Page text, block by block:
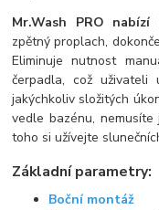
Mr.Wash PRO
zpětný proplach,
Eliminuje nutnost
čerpadla, což
jakýchkoliv složitých
vedle bazénu,
toho si užívejte
Základní parametry:
Boční montáž